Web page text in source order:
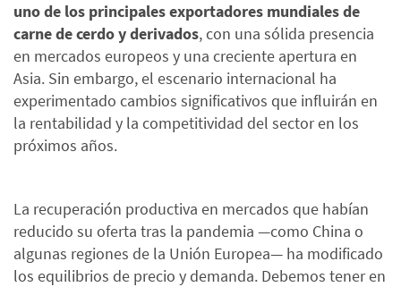
uno de los principales exportadores mundiales de
carne de cerdo y derivados, con una sólida presencia
en mercados europeos y una creciente apertura en
Asia. Sin embargo, el escenario internacional ha
experimentado cambios significativos que influirán en
la rentabilidad y la competitividad del sector en los
próximos años.
La recuperación productiva en mercados que habían
reducido su oferta tras la pandemia —como China o
algunas regiones de la Unión Europea— ha modificado
los equilibrios de precio y demanda. Debemos tener en